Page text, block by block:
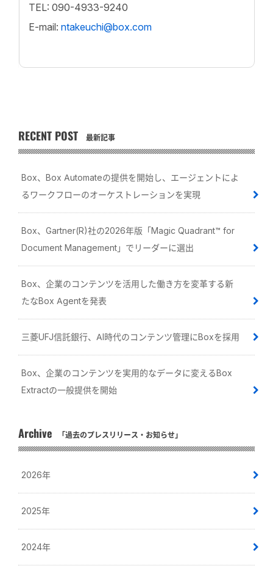
TEL: 090-4933-9240
E-mail: ntakeuchi@box.com
RECENT POST 最新記事
Box、Box Automateの提供を開始し、エージェントによ
るワークフローのオーケストレーションを実現
Box、Gartner(R)社の2026年版「Magic Quadrant™ for
Document Management」でリーダーに選出
Box、企業のコンテンツを活用した働き方を変革する新
たなBox Agentを発表
三菱UFJ信託銀行、AI時代のコンテンツ管理にBoxを採用
Box、企業のコンテンツを実用的なデータに変えるBox
Extractの一般提供を開始
Archive 「過去のプレスリリース・お知らせ」
2026年
2025年
2024年